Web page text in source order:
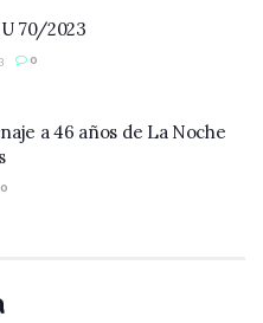
70/2023
0
a 46 años de La Noche
0